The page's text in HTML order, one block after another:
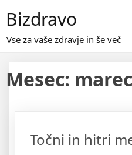
content
Bizdravo
Vse za vaše zdravje in še več
Mesec:
Točni in hitri